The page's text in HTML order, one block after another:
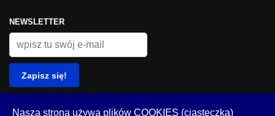
NEWSLETTER
Nasza strona używa plików COOKIES (ciasteczka)